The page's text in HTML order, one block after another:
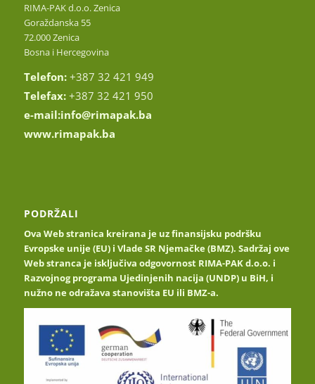
RIMA-PAK d.o.o. Zenica
Goraždanska 55
72.000 Zenica
Bosna i Hercegovina
Telefon: +387 32 421 949
Telefax: +387 32 421 950
e-mail:info@rimapak.ba
www.rimapak.ba
PODRŽALI
Ova Web stranica kreirana je uz finansijsku podršku
Evropske unije (EU) i Vlade SR Njemačke (BMZ). Sadržaj ove
Web stranca je isključiva odgovornost RIMA-PAK d.o.o. i
Razvojnog programa Ujedinjenih nacija (UNDP) u BiH, i
nužno ne odražava stanovišta EU ili BMZ-a.